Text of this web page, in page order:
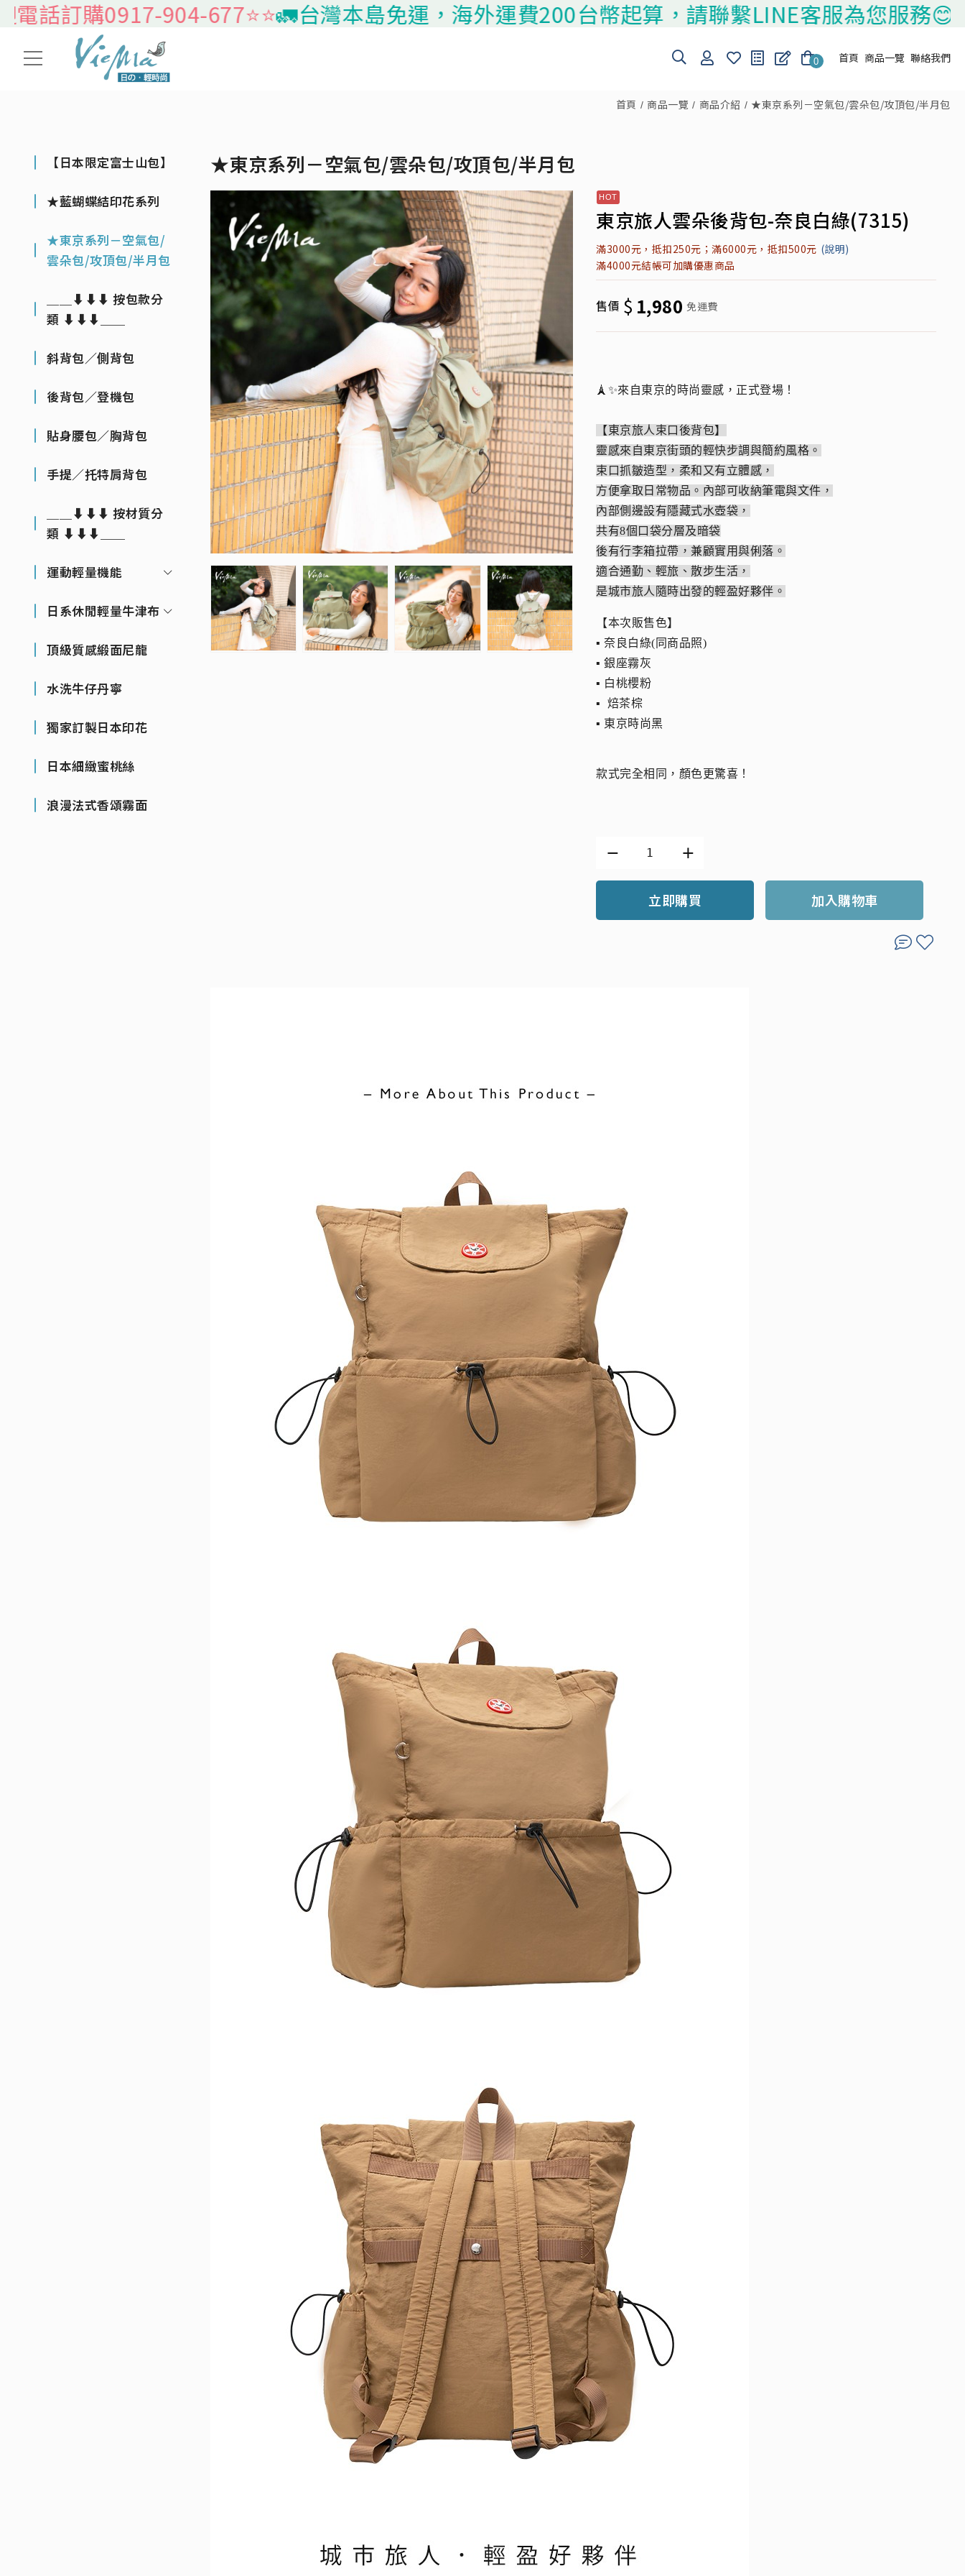
訂購0917-904-677⭐️⭐️🚛台灣本島免運，海外運費200台幣起算，請聯繫LINE客服為您服務😊
0 首頁 商品一覽 聯絡我們
首頁 商品一覽 商品介紹 ★東京系列－空氣包/雲朵包/攻頂包/半月包
【日本限定富士山包】
★藍蝴蝶結印花系列
★東京系列－空氣包/
雲朵包/攻頂包/半月包
＿＿⬇⬇⬇ 按包款分
類 ⬇⬇⬇＿＿
斜背包／側背包
後背包／登機包
貼身腰包／胸背包
手提／托特肩背包
＿＿⬇⬇⬇ 按材質分
類 ⬇⬇⬇＿＿
運動輕量機能
日系休閒輕量牛津布
頂級質感緞面尼龍
水洗牛仔丹寧
獨家訂製日本印花
日本細緻蜜桃絲
浪漫法式香頌霧面
★東京系列－空氣包/雲朵包/攻頂包/半月包
東京旅人雲朵後背包-奈良白綠(7315)
滿3000元，抵扣250元；滿6000元，抵扣500元 (說明)
滿4000元結帳可加購優惠商品
售價 $ 1,980 免運費
🗼✨來自東京的時尚靈感，正式登場！
【東京旅人束口後背包】
靈感來自東京街頭的輕快步調與簡約風格。
束口抓皺造型，柔和又有立體感，
方便拿取日常物品。內部可收納筆電與文件，
內部側邊設有隱藏式水壺袋，
共有8個口袋分層及暗袋
後有行李箱拉帶，兼顧實用與俐落。
適合通勤、輕旅、散步生活，
是城市旅人隨時出發的輕盈好夥伴。
【本次販售色】
▪︎ 奈良白綠(同商品照)
▪︎ 銀座霧灰
▪︎ 白桃櫻粉
▪︎ 焙茶棕
▪︎ 東京時尚黑
款式完全相同，顏色更驚喜！
立即購買 加入購物車